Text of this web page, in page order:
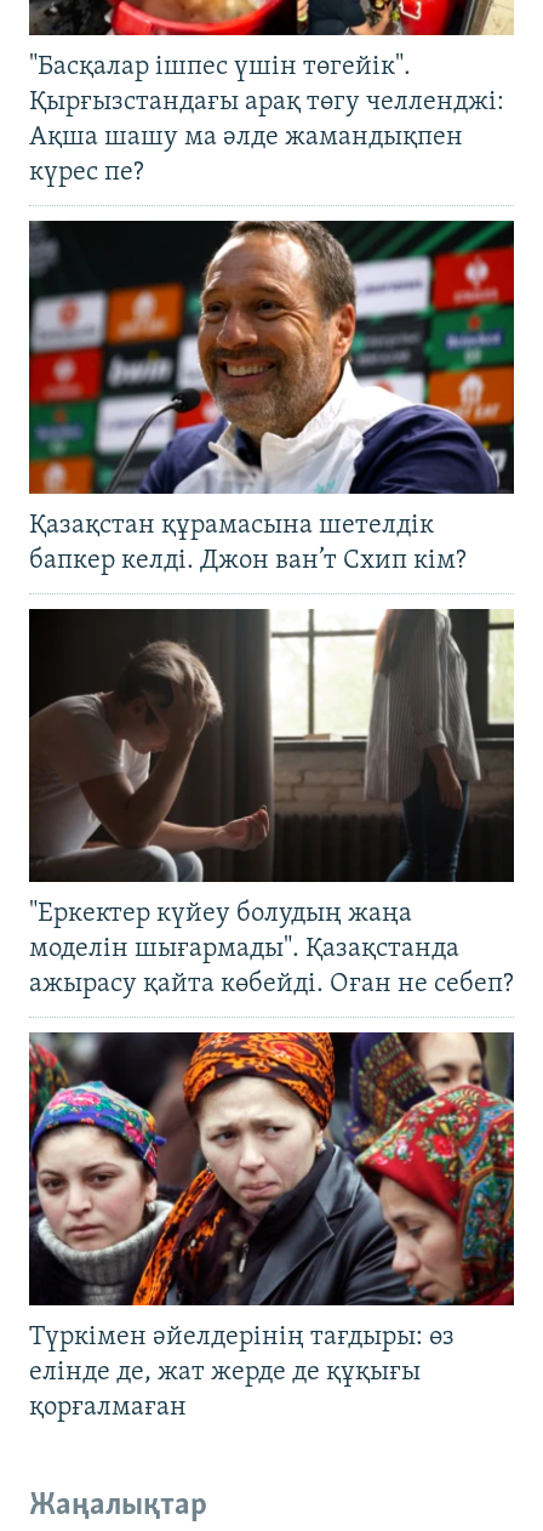
"Басқалар ішпес үшін төгейік".
Қырғызстандағы арақ төгу челленджі:
Ақша шашу ма әлде жамандықпен
күрес пе?
Қазақстан құрамасына шетелдік
бапкер келді. Джон ван’т Схип кім?
"Еркектер күйеу болудың жаңа
моделін шығармады". Қазақстанда
ажырасу қайта көбейді. Оған не себеп?
Түркімен әйелдерінің тағдыры: өз
елінде де, жат жерде де құқығы
қорғалмаған
Жаңалықтар